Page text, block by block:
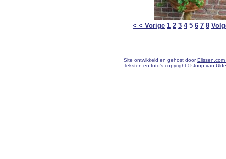
< < Vorige 1 2 3 4 5 6 7 8
Site ontwikkeld en gehost door
Teksten en foto's copyright © Joop van